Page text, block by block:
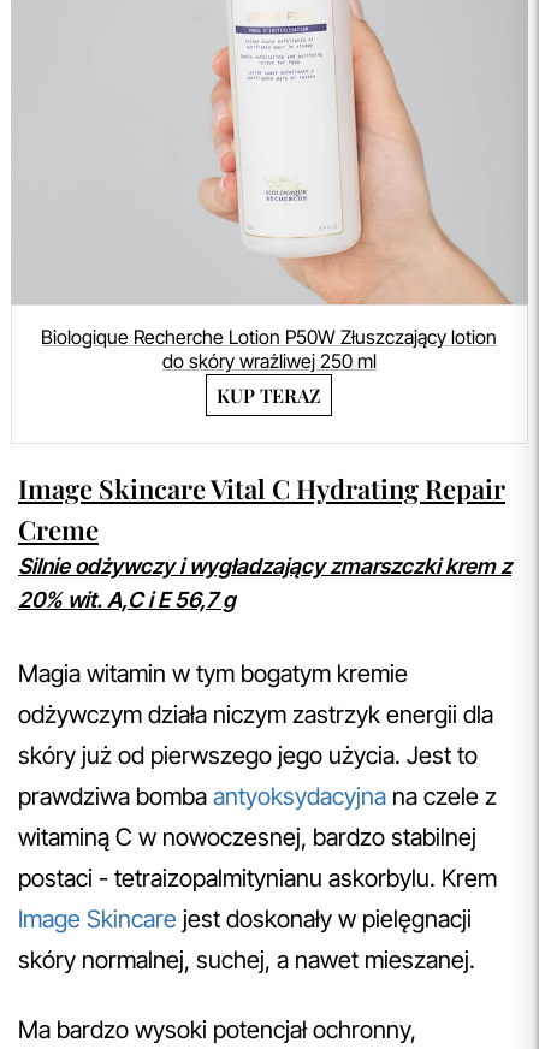
Biologique Recherche Lotion P50W Złuszczający lotion
do skóry wrażliwej 250 ml
KUP TERAZ
Image Skincare Vital C Hydrating Repair
Creme
Silnie odżywczy i wygładzający zmarszczki krem z
20% wit. A,C i E 56,7 g
Magia witamin w tym bogatym kremie
odżywczym działa niczym zastrzyk energii dla
skóry już od pierwszego jego użycia. Jest to
prawdziwa bomba antyoksydacyjna na czele z
witaminą C w nowoczesnej, bardzo stabilnej
postaci - tetraizopalmitynianu askorbylu. Krem
Image Skincare jest doskonały w pielęgnacji
skóry normalnej, suchej, a nawet mieszanej.
Ma bardzo wysoki potencjał ochronny,